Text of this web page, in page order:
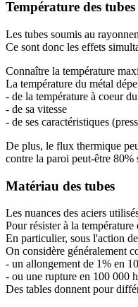
Température des tubes
Les tubes soumis au
Ce sont donc les effets
Connaître la température
La température du métal
- de la température à coeur
- de sa vitesse
- de ses caractéristiques
De plus, le flux thermique
contre la paroi peut-être 80%
Matériau des tubes
Les nuances des aciers
Pour résister à la
En particulier, sous l'action
On considère généralement
- un allongement de 1% en
- ou une rupture en 100 000
Des tables donnent pour